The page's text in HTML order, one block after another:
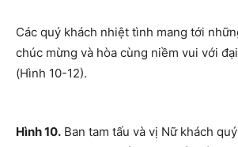
Các quý khách nhiệt tình mang tới
chúc mừng và hòa cùng niềm vui với
(Hình 10-12).
Hình 10. Ban tam tấu và vị Nữ khách